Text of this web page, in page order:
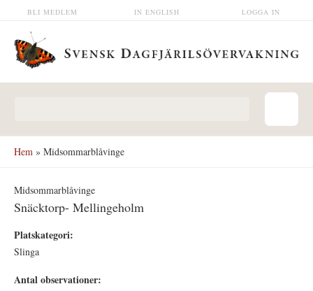
Hoppa till huvudinnehåll LOGGA IN
IN ENGLISH
BLI MEDLEM
Hem » Midsommarblåvinge
Midsommarblåvinge
Snäcktorp- Mellingeholm
Platskategori:
Slinga
Antal observationer: